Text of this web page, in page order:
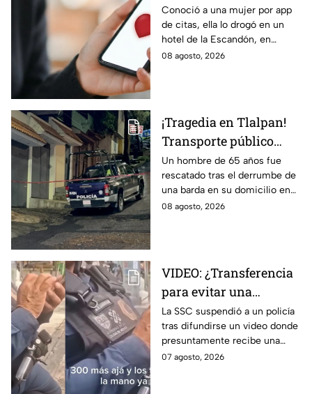
Así operaba Ivette "N"
antes de huir a Puebla;
ya está detenida
Conoció a una mujer por app
de citas, ella lo drogó en un
hotel de la Escandón, en
CDMX, para robarle el auto y
08 agosto, 2026
¡Tragedia en Tlalpan!
Transporte público
arrolla, mata a un
hombre y huye
Un hombre de 65 años fue
rescatado tras el derrumbe de
una barda en su domicilio en
Tlalpan, provocado por las
08 agosto, 2026
VIDEO: ¿Transferencia
para evitar una
sanción? SSC suspende
a policía y abre
investigación
La SSC suspendió a un policía
tras difundirse un video donde
presuntamente recibe una
transferencia para evitar una
07 agosto, 2026